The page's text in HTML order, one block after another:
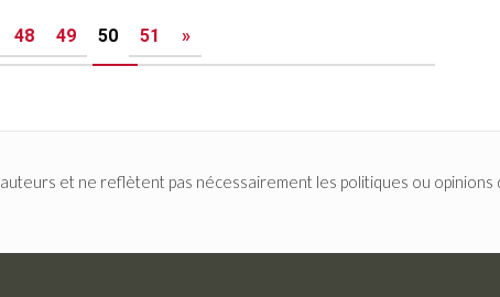
48 49 50 51 »
et ne reflètent pas nécessairement les politiques ou opinions